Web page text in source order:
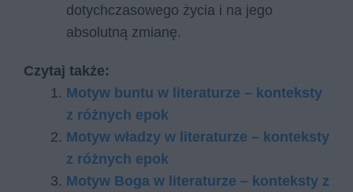
dotychczasowego życia i na jego
absolutną zmianę.
Czytaj także:
Motyw buntu w literaturze – konteksty
z różnych epok
Motyw władzy w literaturze – konteksty
z różnych epok
Motyw Boga w literaturze – konteksty z